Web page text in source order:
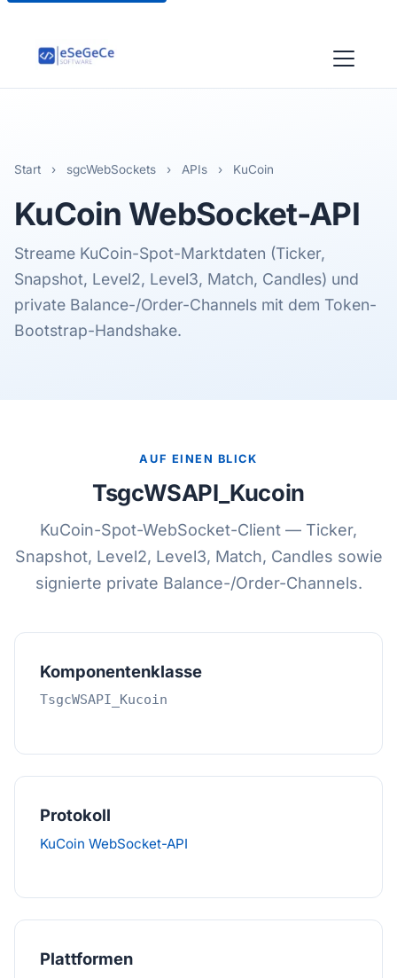
Start › sgcWebSockets › APIs › KuCoin
KuCoin WebSocket-API
Streame KuCoin-Spot-Marktdaten (Ticker,
Snapshot, Level2, Level3, Match, Candles) und
private Balance-/Order-Channels mit dem Token-
Bootstrap-Handshake.
AUF EINEN BLICK
TsgcWSAPI_Kucoin
KuCoin-Spot-WebSocket-Client — Ticker,
Snapshot, Level2, Level3, Match, Candles sowie
signierte private Balance-/Order-Channels.
Komponentenklasse
TsgcWSAPI_Kucoin
Protokoll
KuCoin WebSocket-API
Plattformen